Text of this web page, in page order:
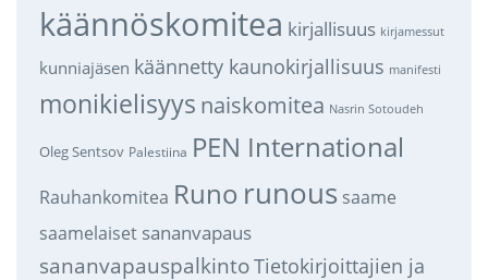
käännöskomitea kirjallisuus kirjamessut
kunniajäsen käännetty kaunokirjallisuus manifesti
monikielisyys naiskomitea Nasrin Sotoudeh
Oleg Sentsov Palestiina PEN International
Rauhankomitea Runo runous saame
saamelaiset sananvapaus
sananvapauspalkintoTietokirjoittajien ja